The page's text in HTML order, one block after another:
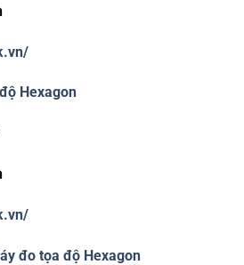
Hexagon
đo tọa độ Hexagon